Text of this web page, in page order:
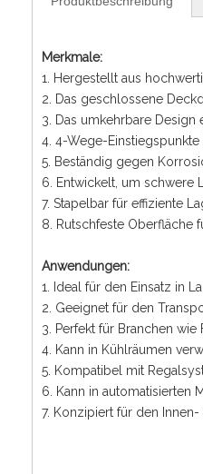
Merkmale:
1. Hergestellt aus
2. Das geschlossene
3. Das umkehrbare
4. 4-Wege-
5. Beständig gegen
6. Entwickelt, um schwere
7. Stapelbar für effiziente
8. Rutschfeste Oberfläche
Anwendungen:
1. Ideal für den Einsatz in
2. Geeignet für den
3. Perfekt für Branchen wie
4. Kann in Kühlräumen
5. Kompatibel mit
6. Kann in automatisierten
7. Konzipiert für den Innen-